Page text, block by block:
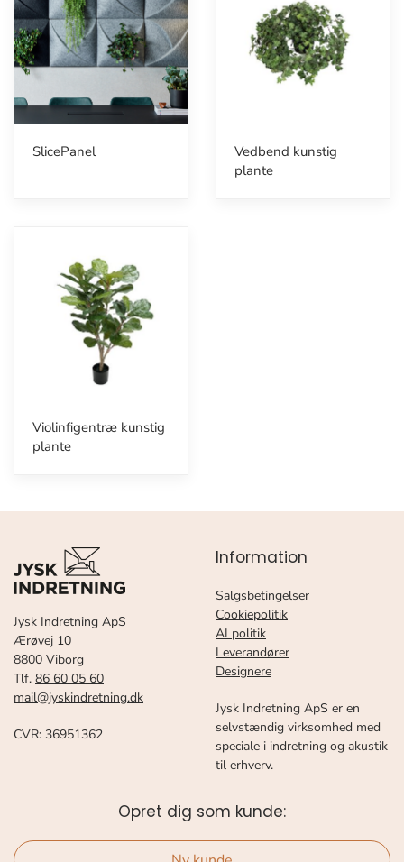
SlicePanel
Vedbend kunstig
plante
Violinfigentræ kunstig
plante
Jysk Indretning ApS
Ærøvej 10
8800 Viborg
Tlf. 86 60 05 60
mail@jyskindretning.dk
CVR: 36951362
Information
Salgsbetingelser
Cookiepolitik
AI politik
Leverandører
Designere
Jysk Indretning ApS er en
selvstændig virksomhed med
speciale i indretning og akustik
til erhverv.
Opret dig som kunde: